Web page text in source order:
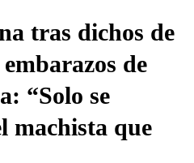
tras dichos de
de
“Solo se
machista que